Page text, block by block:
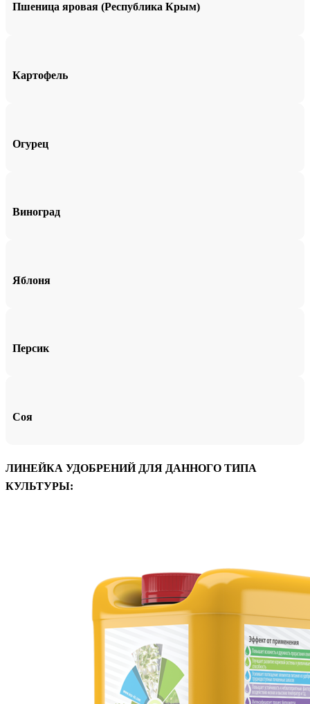
Пшеница яровая (Республика Крым)
Картофель
Огурец
Виноград
Яблоня
Персик
Соя
ЛИНЕЙКА УДОБРЕНИЙ ДЛЯ ДАННОГО ТИПА
КУЛЬТУРЫ: